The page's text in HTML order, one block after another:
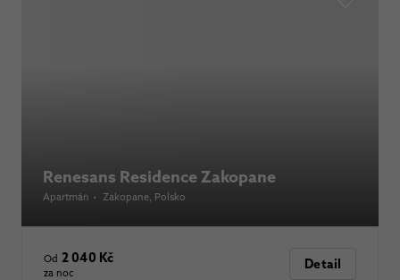
Renesans Residence Zakopane
Apartmán • Zakopane, Polsko
Od 2 040 Kč
za noc
Detail